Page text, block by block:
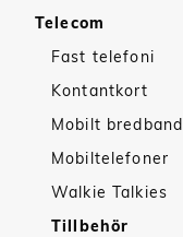
Telecom
Fast telefoni
Kontantkort
Mobilt bredband
Mobiltelefoner
Walkie Talkies
Tillbehör